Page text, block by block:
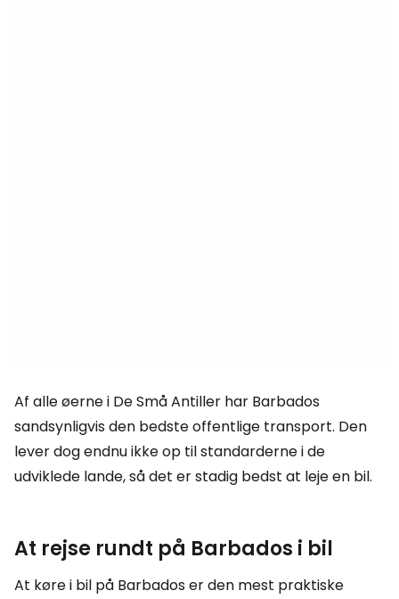
Af alle øerne i De Små Antiller har Barbados
sandsynligvis den bedste offentlige transport. Den
lever dog endnu ikke op til standarderne i de
udviklede lande, så det er stadig bedst at leje en bil.
At rejse rundt på Barbados i bil
At køre i bil på Barbados er den mest praktiske